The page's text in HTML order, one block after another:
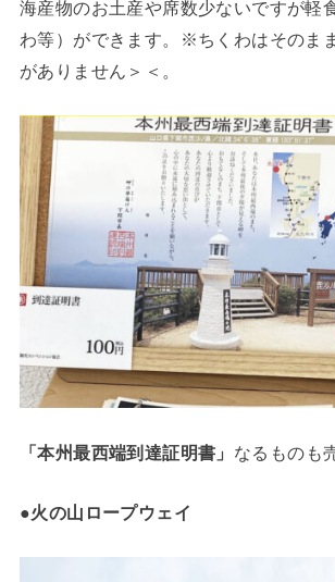
海産物のお土産や席数少ないですが軽
わ等）ができます。※ちくわはそのま
がありません＞＜。
「本州最西端到達証明書」 なるものも
●火の山ロープウェイ